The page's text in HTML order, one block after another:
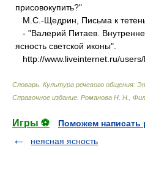
присовокупить?"
М.С.-Щедрин, Письма к
- "Валерий Питаев.
ясность светской иконы".
http://www.liveinternet.ru/users/
Словарь. Культура речевого общения:
Справочное издание Романова Н. Н.,
Игры ⚽
Поможем написать
неясная ясность